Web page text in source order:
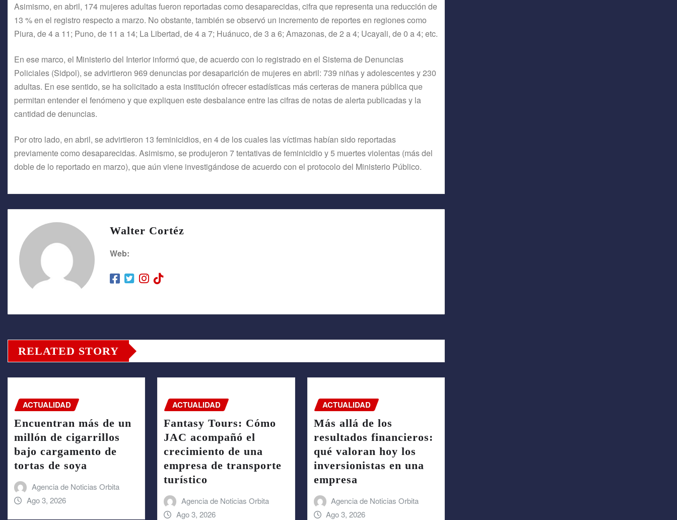
Asimismo, en abril, 174 mujeres adultas fueron reportadas como desaparecidas, cifra que representa una reducción de
13 % en el registro respecto a marzo. No obstante, también se observó un incremento de reportes en regiones como
Piura, de 4 a 11; Puno, de 11 a 14; La Libertad, de 4 a 7; Huánuco, de 3 a 6; Amazonas, de 2 a 4; Ucayali, de 0 a 4; etc.
En ese marco, el Ministerio del Interior informó que, de acuerdo con lo registrado en el Sistema de Denuncias
Policiales (Sidpol), se advirtieron 969 denuncias por desaparición de mujeres en abril: 739 niñas y adolescentes y 230
adultas. En ese sentido, se ha solicitado a esta institución ofrecer estadísticas más certeras de manera pública que
permitan entender el fenómeno y que expliquen este desbalance entre las cifras de notas de alerta publicadas y la
cantidad de denuncias.
Por otro lado, en abril, se advirtieron 13 feminicidios, en 4 de los cuales las víctimas habían sido reportadas
previamente como desaparecidas. Asimismo, se produjeron 7 tentativas de feminicidio y 5 muertes violentas (más del
doble de lo reportado en marzo), que aún viene investigándose de acuerdo con el protocolo del Ministerio Público.
Walter Cortéz
Web:
RELATED STORY
ACTUALIDAD
Encuentran más de un
millón de cigarrillos
bajo cargamento de
tortas de soya
Agencia de Noticias Orbita
Ago 3, 2026
ACTUALIDAD
Fantasy Tours: Cómo
JAC acompañó el
crecimiento de una
empresa de transporte
turístico
Agencia de Noticias Orbita
Ago 3, 2026
ACTUALIDAD
Más allá de los
resultados financieros:
qué valoran hoy los
inversionistas en una
empresa
Agencia de Noticias Orbita
Ago 3, 2026